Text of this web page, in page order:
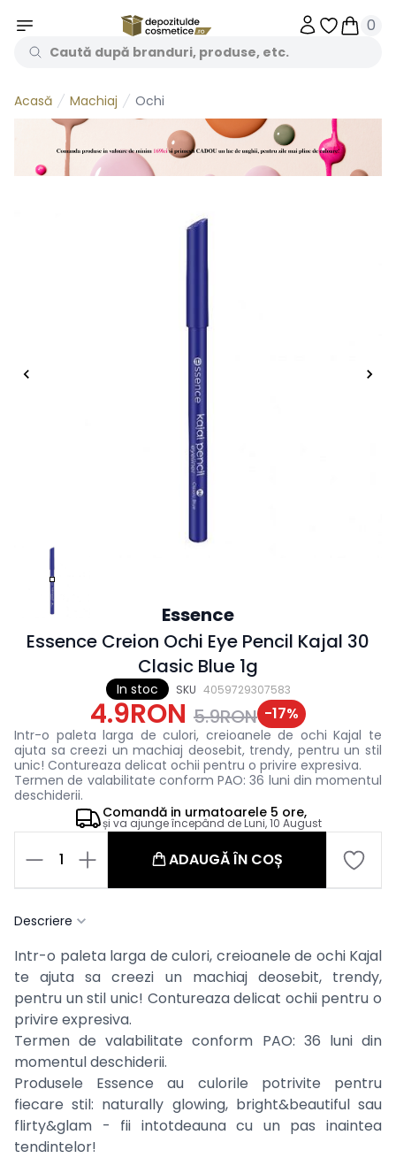
Obiecte
0
Acasă Machiaj Ochi
In stoc SKU 4059729307583
Essence
Essence Creion Ochi Eye Pencil Kajal 30
Clasic Blue 1g
4.9RON 5.9RON -17%
Intr-o paleta larga de culori, creioanele de ochi Kajal te
ajuta sa creezi un machiaj deosebit, trendy, pentru un stil
unic! Contureaza delicat ochii pentru o privire expresiva.
Termen de valabilitate conform PAO: 36 luni din momentul
deschiderii.
Comandă in urmatoarele 5 ore,
și va ajunge începând deLuni, 10 August
1 ADAUGĂ ÎN COȘ
Descriere
Intr-o paleta larga de culori, creioanele de ochi Kajal
te ajuta sa creezi un machiaj deosebit, trendy,
pentru un stil unic! Contureaza delicat ochii pentru o
privire expresiva.
Termen de valabilitate conform PAO: 36 luni din
momentul deschiderii.
Produsele Essence au culorile potrivite pentru
fiecare stil: naturally glowing, bright&beautiful sau
flirty&glam - fii intotdeauna cu un pas inaintea
tendintelor!